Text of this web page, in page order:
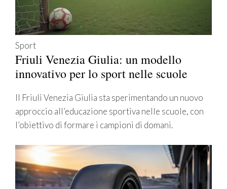
Sport
Friuli Venezia Giulia: un modello
innovativo per lo sport nelle scuole
Il Friuli Venezia Giulia sta sperimentando un nuovo
approccio all’educazione sportiva nelle scuole, con
l’obiettivo di formare i campioni di domani.